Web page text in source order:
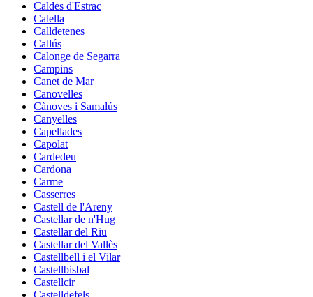
Caldes d'Estrac
Calella
Calldetenes
Callús
Calonge de Segarra
Campins
Canet de Mar
Canovelles
Cànoves i Samalús
Canyelles
Capellades
Capolat
Cardedeu
Cardona
Carme
Casserres
Castell de l'Areny
Castellar de n'Hug
Castellar del Riu
Castellar del Vallès
Castellbell i el Vilar
Castellbisbal
Castellcir
Castelldefels